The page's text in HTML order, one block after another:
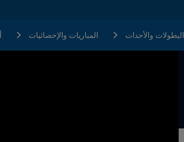
البطولات والأحدات المباريات والإحصائيات